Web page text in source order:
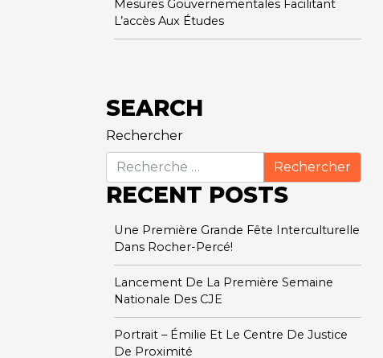
Mesures Gouvernementales Facilitant
L’accès Aux Études
SEARCH
Rechercher
RECENT POSTS
Une Première Grande Fête Interculturelle
Dans Rocher-Percé!
Lancement De La Première Semaine
Nationale Des CJE
Portrait – Émilie Et Le Centre De Justice
De Proximité